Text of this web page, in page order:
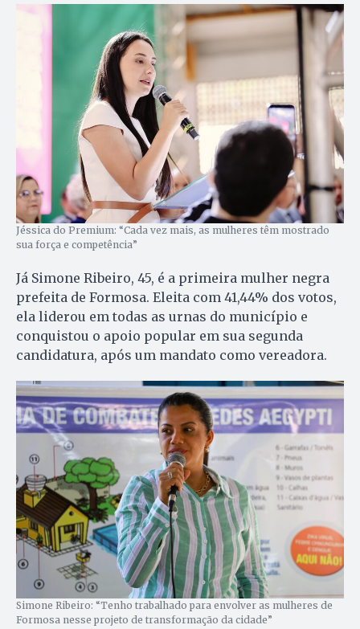
Jéssica do Premium: “Cada vez mais, as mulheres têm mostrado
sua força e competência”
Já Simone Ribeiro, 45, é a primeira mulher negra
prefeita de Formosa. Eleita com 41,44% dos votos,
ela liderou em todas as urnas do município e
conquistou o apoio popular em sua segunda
candidatura, após um mandato como vereadora.
Simone Ribeiro: “Tenho trabalhado para envolver as mulheres de
Formosa nesse projeto de transformação da cidade”